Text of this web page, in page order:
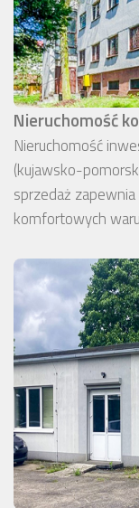
Nieruchomość
Nieruchomość
(kujawsko-
sprzedaż
komfortowych